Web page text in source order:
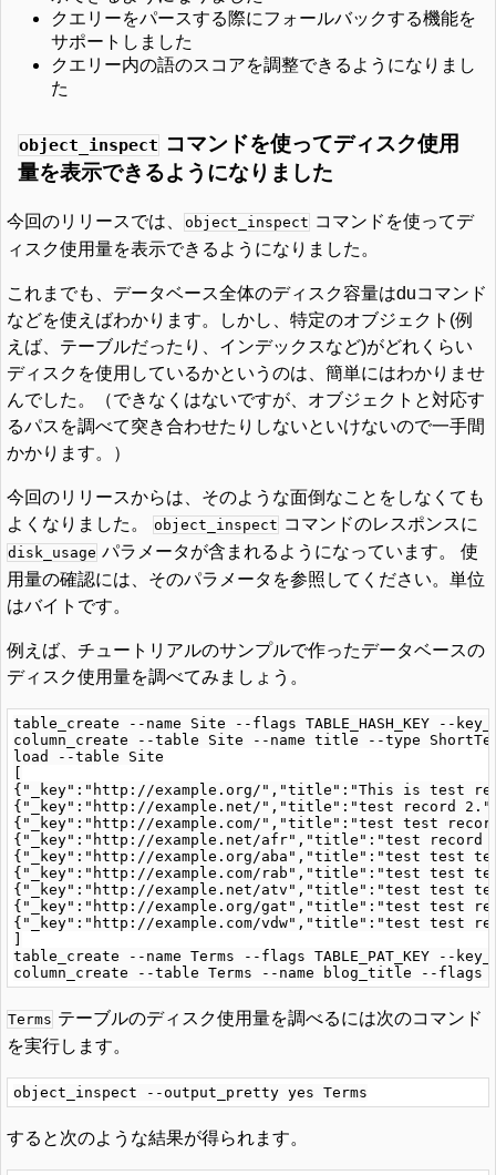
クエリーをパースする際にフォールバックする機能を
サポートしました
クエリー内の語のスコアを調整できるようになりまし
た
object_inspect コマンドを使ってディスク使用
量を表示できるようになりました
今回のリリースでは、 object_inspect コマンドを使ってデ
ィスク使用量を表示できるようになりました。
これまでも、データベース全体のディスク容量はduコマンド
などを使えばわかります。しかし、特定のオブジェクト(例
えば、テーブルだったり、インデックスなど)がどれくらい
ディスクを使用しているかというのは、簡単にはわかりませ
んでした。（できなくはないですが、オブジェクトと対応す
るパスを調べて突き合わせたりしないといけないので一手間
かかります。）
今回のリリースからは、そのような面倒なことをしなくても
よくなりました。
object_inspect コマンドのレスポンスに
disk_usage パラメータが含まれるようになっています。 使
用量の確認には、そのパラメータを参照してください。単位
はバイトです。
例えば、チュートリアルのサンプルで作ったデータベースの
ディスク使用量を調べてみましょう。
table_create --name Site --flags TABLE_HASH_KEY --
column_create --table Site --name title --type
load --table Site
{"_key":"http://example.org/","title":"This is test
{"_key":"http://example.net/","title":"test record
{"_key":"http://example.com/","title":"test test
{"_key":"http://example.net/afr","title":"test record
{"_key":"http://example.org/aba","title":"test test
{"_key":"http://example.com/rab","title":"test test
{"_key":"http://example.net/atv","title":"test test
{"_key":"http://example.org/gat","title":"test test
{"_key":"http://example.com/vdw","title":"test test
table_create --name Terms --flags TABLE_PAT_KEY --
Terms テーブルのディスク使用量を調べるには次のコマンド
を実行します。
すると次のような結果が得られます。